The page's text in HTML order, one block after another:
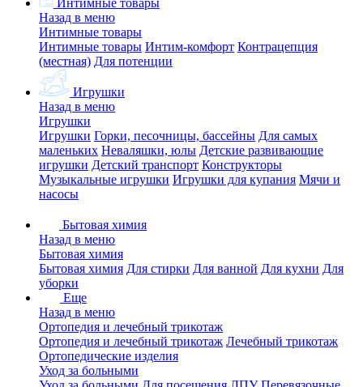
Интимные товары
Назад в меню
Интимные товары
Интимные товары Интим-комфорт Контрацепция
(местная) Для потенции
Игрушки
Назад в меню
Игрушки
Игрушки Горки, песочницы, бассейны Для самых
маленьких Неваляшки, юлы Детские развивающие
игрушки Детский транспорт Конструкторы
Музыкальные игрушки Игрушки для купания Мячи и
насосы
Бытовая химия
Назад в меню
Бытовая химия
Бытовая химия Для стирки Для ванной Для кухни Для
уборки
Еще
Назад в меню
Ортопедия и лечебный трикотаж
Ортопедия и лечебный трикотаж Лечебный трикотаж
Ортопедические изделия
Уход за больными